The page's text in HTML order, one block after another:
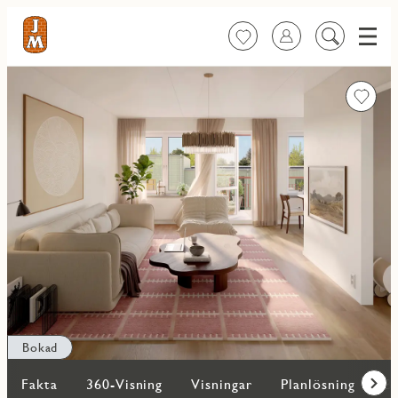
FavoriterLogga in
Sök
Meny
Bokad
Fakta 360-Visning Visningar Planlösning